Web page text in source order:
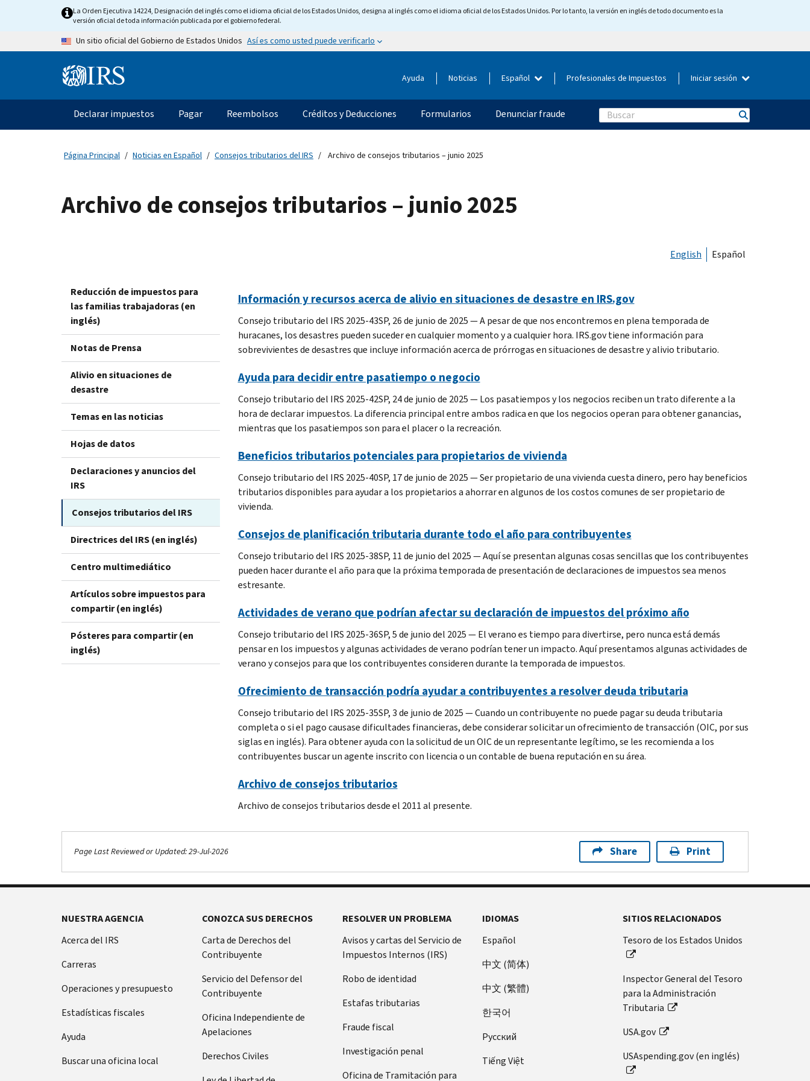
Skip to main contentLa Orden Ejecutiva 14224, Designación del inglés como el idioma oficial de los Estados Unidos, designa al inglés como el idioma oficial de los Estados Unidos. Por lo tanto, la versión en inglés de todo documento es la
versión oficial de toda información publicada por el gobierno federal.
Un sitio oficial del Gobierno de Estados Unidos Así es como usted puede verificarlo
Information Menu Ayuda Noticias Español Profesionales de Impuestos Iniciar sesión
Navegación principal
Declarar impuestos Pagar Reembolsos Créditos y Deducciones Formularios Denunciar fraude Search
Página Principal Noticias en Español Consejos tributarios del IRS Archivo de consejos tributarios – junio 2025
Archivo de consejos tributarios – junio 2025
English Español
Reducción de impuestos para
las familias trabajadoras (en
inglés)
Notas de Prensa
Alivio en situaciones de
desastre
Temas en las noticias
Hojas de datos
Declaraciones y anuncios del
IRS
Consejos tributarios del IRS
Directrices del IRS (en inglés)
Centro multimediático
Artículos sobre impuestos para
compartir (en inglés)
Pósteres para compartir (en
inglés)
Información y recursos acerca de alivio en situaciones de desastre en IRS.gov
Consejo tributario del IRS 2025-43SP, 26 de junio de 2025 — A pesar de que nos encontremos en plena temporada de
huracanes, los desastres pueden suceder en cualquier momento y a cualquier hora. IRS.gov tiene información para
sobrevivientes de desastres que incluye información acerca de prórrogas en situaciones de desastre y alivio tributario.
Ayuda para decidir entre pasatiempo o negocio
Consejo tributario del IRS 2025-42SP, 24 de junio de 2025 — Los pasatiempos y los negocios reciben un trato diferente a la
hora de declarar impuestos. La diferencia principal entre ambos radica en que los negocios operan para obtener ganancias,
mientras que los pasatiempos son para el placer o la recreación.
Beneficios tributarios potenciales para propietarios de vivienda
Consejo tributario del IRS 2025-40SP, 17 de junio de 2025 — Ser propietario de una vivienda cuesta dinero, pero hay beneficios
tributarios disponibles para ayudar a los propietarios a ahorrar en algunos de los costos comunes de ser propietario de
vivienda.
Consejos de planificación tributaria durante todo el año para contribuyentes
Consejo tributario del IRS 2025-38SP, 11 de junio del 2025 — Aquí se presentan algunas cosas sencillas que los contribuyentes
pueden hacer durante el año para que la próxima temporada de presentación de declaraciones de impuestos sea menos
estresante.
Actividades de verano que podrían afectar su declaración de impuestos del próximo año
Consejo tributario del IRS 2025-36SP, 5 de junio del 2025 — El verano es tiempo para divertirse, pero nunca está demás
pensar en los impuestos y algunas actividades de verano podrían tener un impacto. Aquí presentamos algunas actividades de
verano y consejos para que los contribuyentes consideren durante la temporada de impuestos.
Ofrecimiento de transacción podría ayudar a contribuyentes a resolver deuda tributaria
Consejo tributario del IRS 2025-35SP, 3 de junio de 2025 — Cuando un contribuyente no puede pagar su deuda tributaria
completa o si el pago causase dificultades financieras, debe considerar solicitar un ofrecimiento de transacción (OIC, por sus
siglas en inglés). Para obtener ayuda con la solicitud de un OIC de un representante legítimo, se les recomienda a los
contribuyentes buscar un agente inscrito con licencia o un contable de buena reputación en su área.
Archivo de consejos tributarios
Archivo de consejos tributarios desde el 2011 al presente.
Page Last Reviewed or Updated: 29-Jul-2026 Share Print
Footer Navigation
NUESTRA AGENCIA
Acerca del IRS
Carreras
Operaciones y presupuesto
Estadísticas fiscales
Ayuda
Buscar una oficina local
CONOZCA SUS DERECHOS
Carta de Derechos del
Contribuyente
Servicio del Defensor del
Contribuyente
Oficina Independiente de
Apelaciones
Derechos Civiles
RESOLVER UN PROBLEMA
Avisos y cartas del Servicio de
Impuestos Internos (IRS)
Robo de identidad
Estafas tributarias
Fraude fiscal
Investigación penal
Oficina de Tramitación para
IDIOMAS
Español
中文 (简体)
中文 (繁體)
한국어
Pусский
Tiếng Việt
SITIOS RELACIONADOS
Tesoro de los Estados Unidos
Inspector General del Tesoro
para la Administración
Tributaria
USA.gov
USAspending.gov (en inglés)